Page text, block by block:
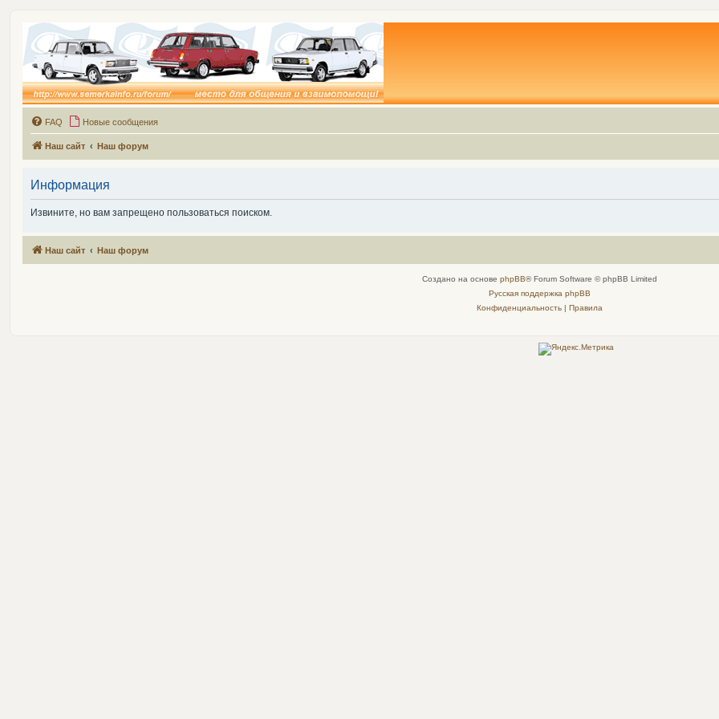
FAQ Новые сообщения
Наш сайт Наш форум
Информация
Извините, но вам запрещено пользоваться поиском.
Наш сайт Наш форум
Создано на основе phpBB® Forum Software © phpBB Limited
Русская поддержка phpBB
Конфиденциальность| Правила